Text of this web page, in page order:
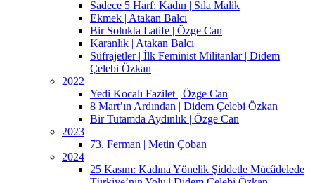
Sadece 5 Harf: Kadın | Sıla Malik
Ekmek | Atakan Balcı
Bir Solukta Latife | Özge Can
Karanlık | Atakan Balcı
Süfrajetler | İlk Feminist Militanlar | Didem
Çelebi Özkan
2022
Yedi Kocalı Fazilet | Özge Can
8 Mart’ın Ardından | Didem Çelebi Özkan
Bir Tutamda Aydınlık | Özge Can
2023
73. Ferman | Metin Çoban
2024
25 Kasım: Kadına Yönelik Şiddetle Mücâdelede